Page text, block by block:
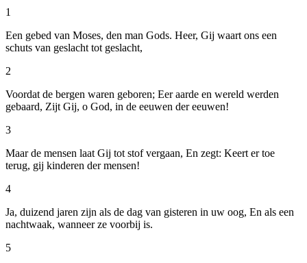
1
Een gebed van Moses, den man Gods. Heer, Gij waart ons een
schuts van geslacht tot geslacht,
2
Voordat de bergen waren geboren; Eer aarde en wereld werden
gebaard, Zijt Gij, o God, in de eeuwen der eeuwen!
3
Maar de mensen laat Gij tot stof vergaan, En zegt: Keert er toe
terug, gij kinderen der mensen!
4
Ja, duizend jaren zijn als de dag van gisteren in uw oog, En als een
nachtwaak, wanneer ze voorbij is.
5